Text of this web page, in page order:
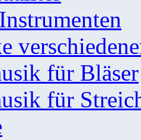
für Bläser
für